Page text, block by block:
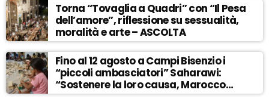
Torna “Tovaglia a Quadri” con “Il Pesa
dell’amore”, riflessione su sessualità,
moralità e arte – ASCOLTA
Fino al 12 agosto a Campi Bisenzio i
“piccoli ambasciatori” Saharawi:
“Sostenere la loro causa, Marocco
sempre più invadente” – ASCOLTA